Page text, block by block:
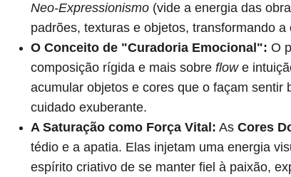
Neo-Expressionismo (vide a energia das
padrões, texturas e objetos, transformando
O Conceito de "Curadoria Emocional": O
composição rígida e mais sobre flow e
acumular objetos e cores que o façam
cuidado exuberante.
A Saturação como Força Vital: As Cores
tédio e a apatia. Elas injetam uma energia
espírito criativo de se manter fiel à paixão,